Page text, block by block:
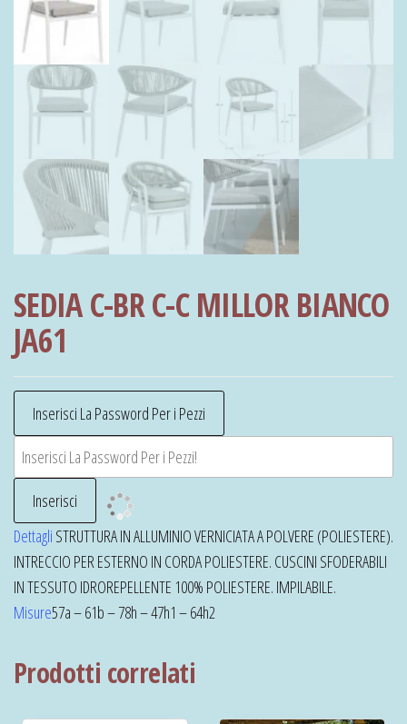
SEDIA C-BR C-C MILLOR BIANCO
JA61
Dettagli STRUTTURA IN ALLUMINIO VERNICIATA A POLVERE (POLIESTERE).
INTRECCIO PER ESTERNO IN CORDA POLIESTERE. CUSCINI SFODERABILI
IN TESSUTO IDROREPELLENTE 100% POLIESTERE. IMPILABILE.
Misure57a – 61b – 78h – 47h1 – 64h2
Prodotti correlati